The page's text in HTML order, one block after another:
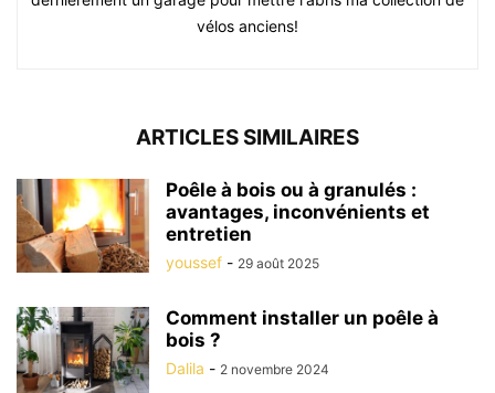
vélos anciens!
ARTICLES SIMILAIRES
Poêle à bois ou à granulés :
avantages, inconvénients et
entretien
youssef - 29 août 2025
Comment installer un poêle à
bois ?
Dalila - 2 novembre 2024